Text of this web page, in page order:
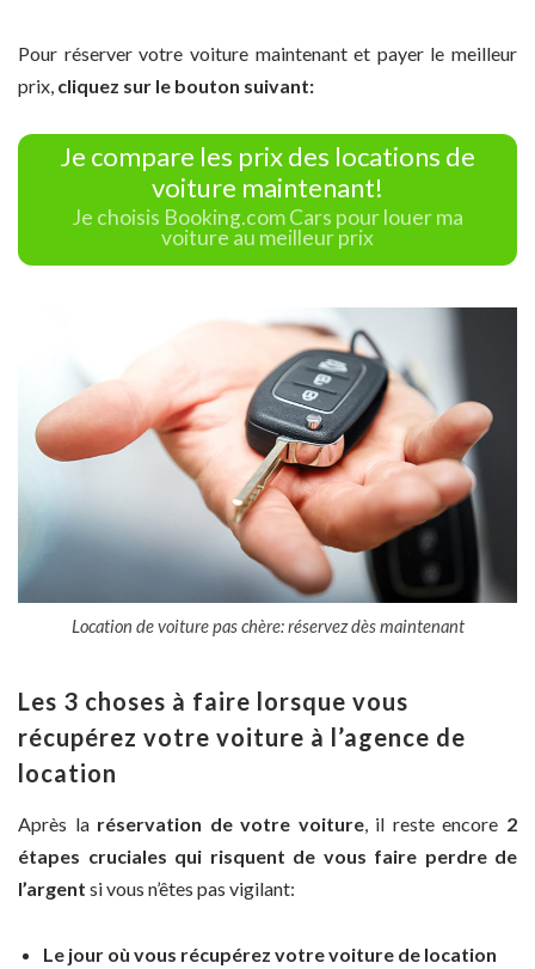
Pour réserver votre voiture maintenant et payer le meilleur
prix, cliquez sur le bouton suivant:
Je compare les prix des locations de
voiture maintenant!
Je choisis Booking.com Cars pour louer ma
voiture au meilleur prix
Location de voiture pas chère: réservez dès maintenant
Les 3 choses à faire lorsque vous
récupérez votre voiture à l’agence de
location
Après laréservation de votre voiture, il reste encore 2
étapes cruciales qui risquent de vous faire perdre de
l’argent si vous n’êtes pas vigilant:
Le jour où vous récupérez votre voiture de location